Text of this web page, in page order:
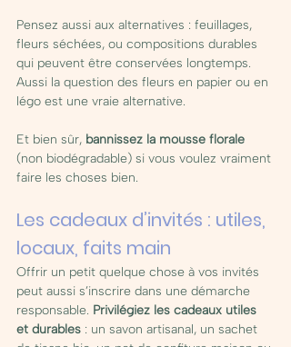
Pensez aussi aux alternatives : feuillages,
fleurs séchées, ou compositions durables
qui peuvent être conservées longtemps.
Aussi la question des fleurs en papier ou en
légo est une vraie alternative.
Et bien sûr, bannissez la mousse florale
(non biodégradable) si vous voulez vraiment
faire les choses bien.
Les cadeaux d’invités : utiles,
locaux, faits main
Offrir un petit quelque chose à vos invités
peut aussi s’inscrire dans une démarche
responsable. Privilégiez les cadeaux utiles
et durables : un savon artisanal, un sachet